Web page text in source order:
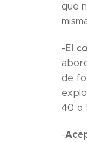
que
-El
de
40 o
-